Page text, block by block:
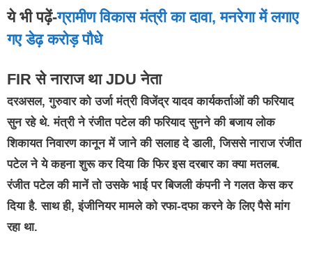
ये भी पढ़ें-ग्रामीण विकास मंत्री का दावा, मनरेगा में लगाए
गए डेढ़ करोड़ पौधे
FIR से नाराज था JDU नेता
दरअसल, गुरुवार को उर्जा मंत्री विजेंद्र यादव कार्यकर्ताओं की फरियाद
सुन रहे थे. मंत्री ने रंजीत पटेल की फरियाद सुनने की बजाय लोक
शिकायत निवारण कानून में जाने की सलाह दे डाली, जिससे नाराज रंजीत
पटेल ने ये कहना शुरू कर दिया कि फिर इस दरबार का क्या मतलब.
रंजीत पटेल की मानें तो उसके भाई पर बिजली कंपनी ने गलत केस कर
दिया है. साथ ही, इंजीनियर मामले को रफा-दफा करने के लिए पैसे मांग
रहा था.